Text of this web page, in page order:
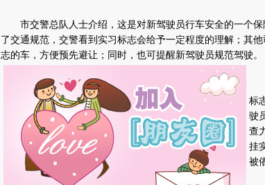
市交警总队人士介绍，这是对新驾驶员行车安全的一个保
了交通规范，交警看到实习标志会给予一定程度的理解；其
志的车，方便预先避让；同时，也可提醒新驾驶员规范驾驶。
标
驶
查
挂
被